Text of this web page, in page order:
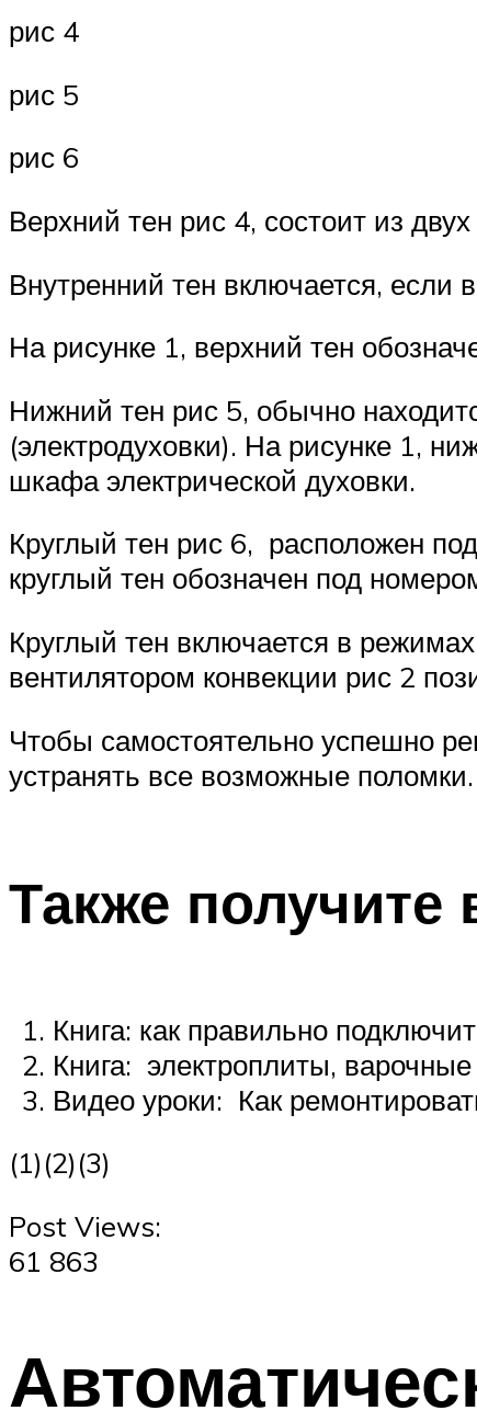
рис 4
рис 5
рис 6
Верхний тен рис 4, состоит из
Внутренний тен включается, если
На рисунке 1, верхний тен
Нижний тен рис 5, обычно
(электродуховки). На рисунке 1,
шкафа электрической духовки.
Круглый тен рис 6, расположен
круглый тен обозначен под
Круглый тен включается в
вентилятором конвекции рис 2
Чтобы самостоятельно успешно
устранять все возможные
Также получите
Книга: как правильно
Книга: электроплиты,
Видео уроки: Как
(1)(2)(3)
Post Views:
61 863